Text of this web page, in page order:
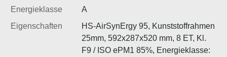
Energieklasse
A
Eigenschaften
HS-AirSynErgy 95, Kunststoffrahmen
25mm, 592x287x520 mm, 8 ET, Kl.
F9 / ISO ePM1 85%, Energieklasse: